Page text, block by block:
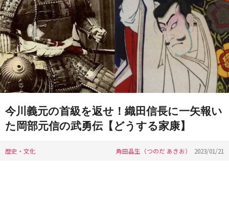
今川義元の首級を返せ！織田信長に一矢報い
た岡部元信の武勇伝【どうする家康】
歴史・文化 角田晶生（つのだ あきお） 2023/01/21